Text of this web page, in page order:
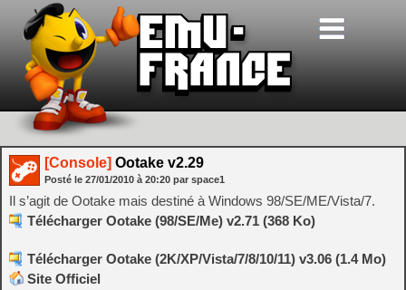
[Console] Ootake v2.29
Posté le 27/01/2010 à 20:20 par space1
Il s’agit de Ootake mais destiné à Windows 98/SE/ME/Vista/7.
Télécharger Ootake (98/SE/Me) v2.71 (368 Ko)
Télécharger Ootake (2K/XP/Vista/7/8/10/11) v3.06 (1.4 Mo)
Site Officiel